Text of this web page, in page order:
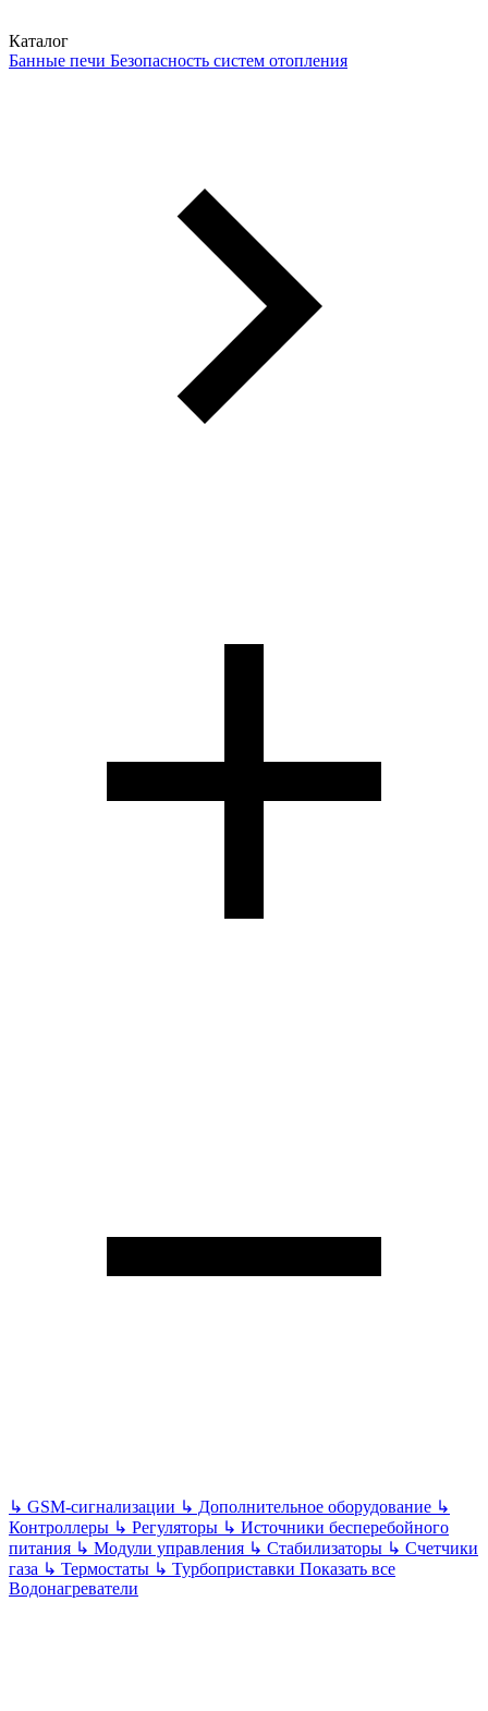
Каталог
Банные печи Безопасность систем отопления
↳ GSM-сигнализации ↳ Дополнительное оборудование ↳
Контроллеры ↳ Регуляторы ↳ Источники бесперебойного
питания ↳ Модули управления ↳ Стабилизаторы ↳ Счетчики
газа ↳ Термостаты ↳ Турбоприставки Показать все
Водонагреватели